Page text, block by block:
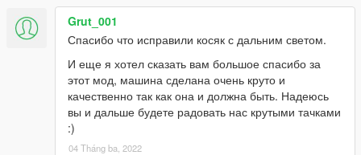
Grut_001
Спасибо что исправили косяк с дальним светом.
И еще я хотел сказать вам большое спасибо за
этот мод, машина сделана очень круто и
качественно так как она и должна быть. Надеюсь
вы и дальше будете радовать нас крутыми тачками
:)
04 Tháng ba, 2022